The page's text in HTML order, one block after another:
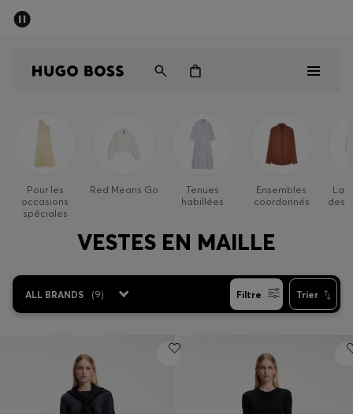
Dernières offres
Homme
Femme
Cadeaux
Connexion / Inscription
Pour les
occasions
spéciales
Red Means Go
Tenues
habillées
Ensembles
coordonnés
La
des
VESTES EN MAILLE
ALL BRANDS (9) Filtre Trier